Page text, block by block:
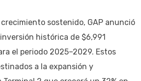
sostenido, GAP anunció
histórica de $6,991
el periodo 2025–2029. Estos
a la expansión y